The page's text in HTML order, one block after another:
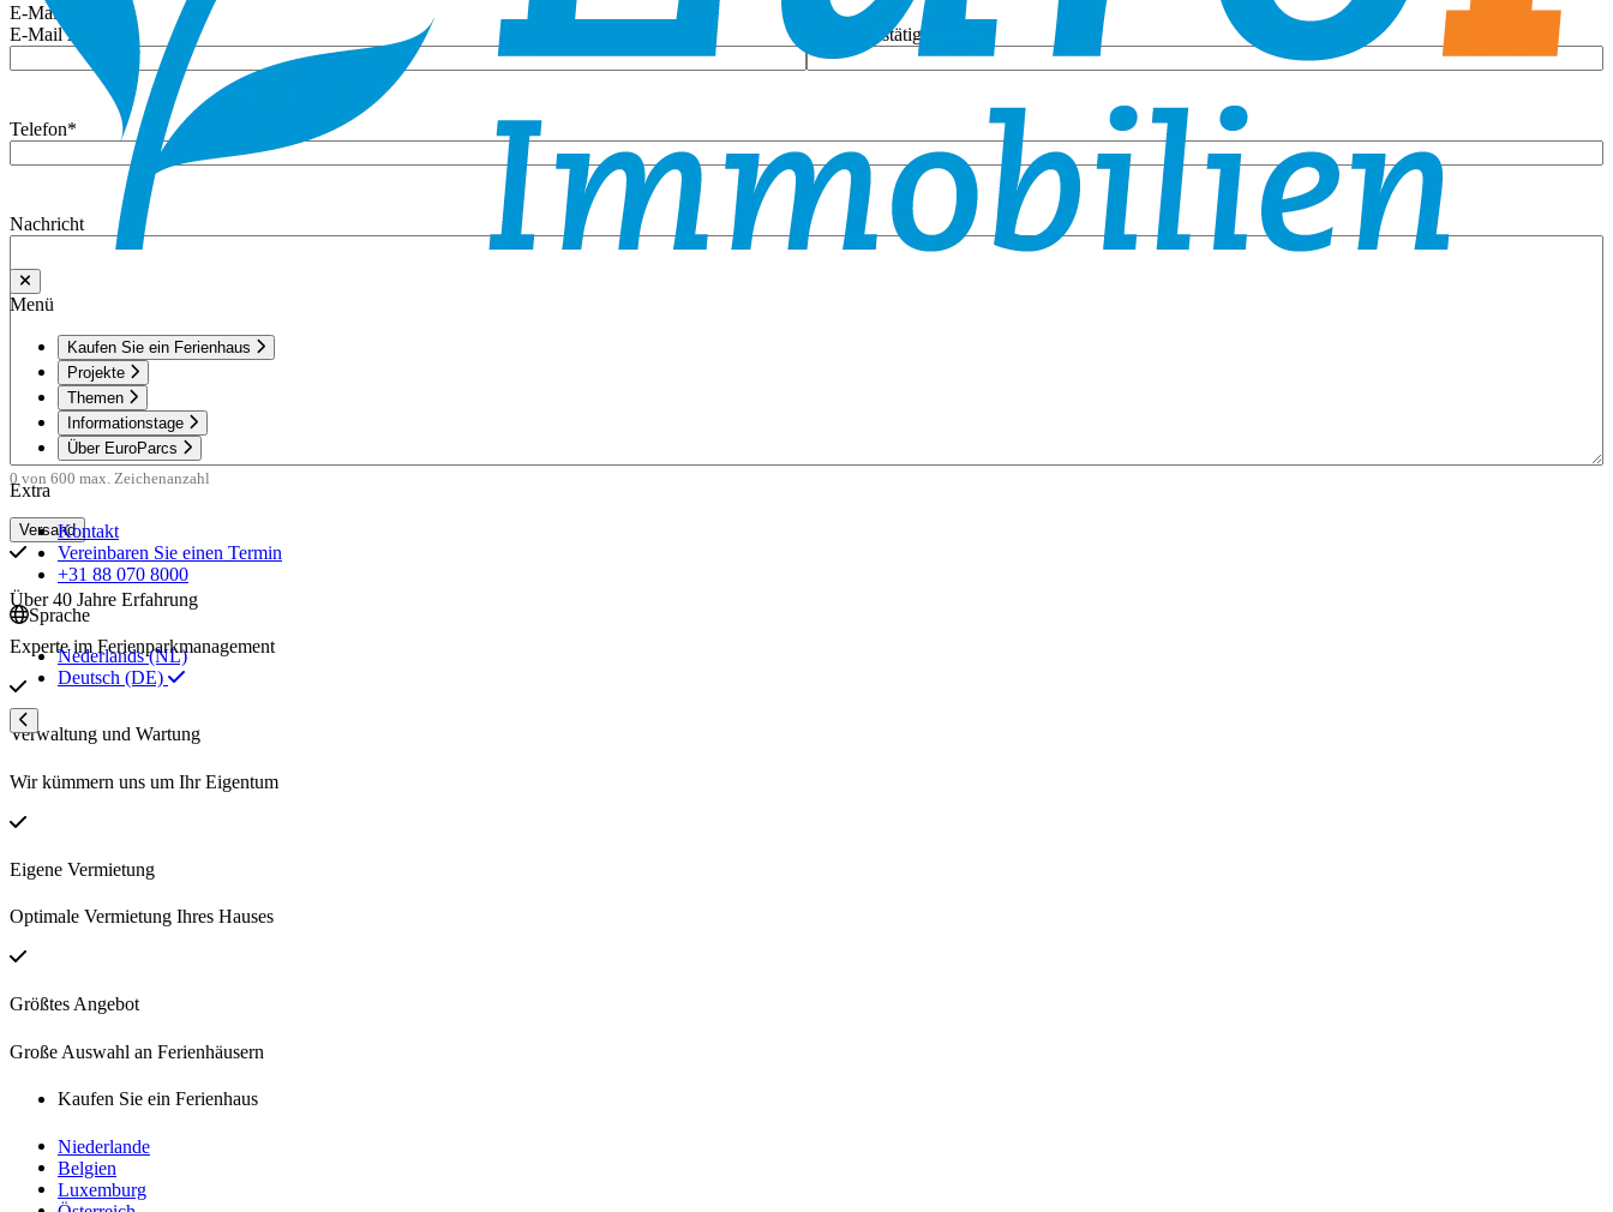
Menü
Kaufen Sie ein Ferienhaus
Projekte
Themen
Informationstage
Über EuroParcs
Extra
Kontakt
Vereinbaren Sie einen Termin
+31 88 070 8000
Sprache
Nederlands (NL)
Deutsch (DE)
E-Mail
E-Mail Adresse
E-Mail bestätigen
Telefon*
Nachricht
0 von 600 max. Zeichenanzahl
Über 40 Jahre Erfahrung
Experte im Ferienparkmanagement
Verwaltung und Wartung
Wir kümmern uns um Ihr Eigentum
Eigene Vermietung
Optimale Vermietung Ihres Hauses
Größtes Angebot
Große Auswahl an Ferienhäusern
Kaufen Sie ein Ferienhaus
Niederlande
Belgien
Luxemburg